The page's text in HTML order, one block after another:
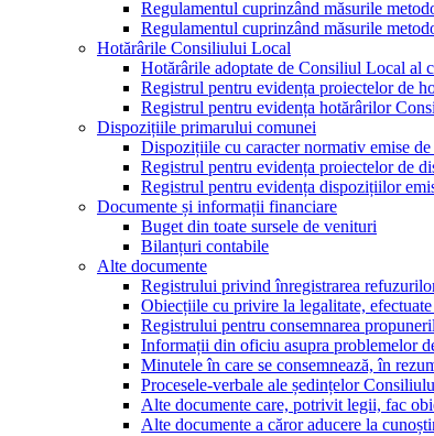
Regulamentul cuprinzând măsurile
Regulamentul cuprinzând măsurile
Hotărârile Consiliului Local
Hotărârile adoptate de Consiliul Local al
Registrul pentru evidența proiectelor de
Registrul pentru evidența hotărârilor
Dispozițiile primarului comunei
Dispozițiile cu caracter normativ emise
Registrul pentru evidența proiectelor de
Registrul pentru evidența dispozițiilor
Documente și informații financiare
Buget din toate sursele de venituri
Bilanțuri contabile
Alte documente
Registrului privind înregistrarea
Obiecțiile cu privire la legalitate,
Registrului pentru consemnarea
Informații din oficiu asupra problemelor
Minutele în care se consemnează, în
Procesele-verbale ale ședințelor
Alte documente care, potrivit legii, fac
Alte documente a căror aducere la